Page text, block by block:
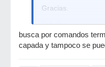
Gracias.
Saludos
busca por comandos
capada y tampoco se